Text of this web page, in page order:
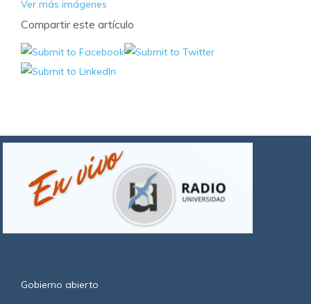
Ver más imágenes
Compartir este artículo
Gobierno abierto